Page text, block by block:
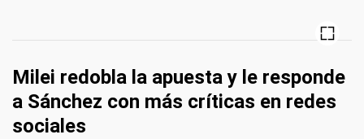
Milei redobla la apuesta y le responde
a Sánchez con más críticas en redes
sociales